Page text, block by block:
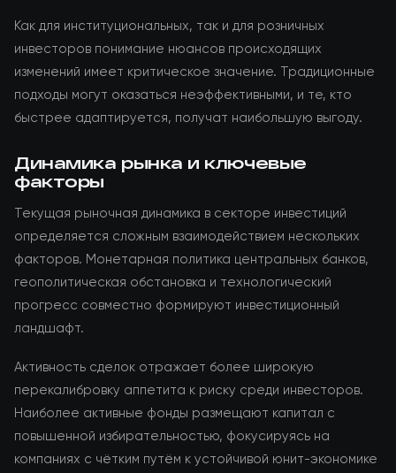
Как для институциональных, так и для розничных
инвесторов понимание нюансов происходящих
изменений имеет критическое значение. Традиционные
подходы могут оказаться неэффективными, и те, кто
быстрее адаптируется, получат наибольшую выгоду.
Динамика рынка и ключевые
факторы
Текущая рыночная динамика в секторе инвестиций
определяется сложным взаимодействием нескольких
факторов. Монетарная политика центральных банков,
геополитическая обстановка и технологический
прогресс совместно формируют инвестиционный
ландшафт.
Активность сделок отражает более широкую
перекалибровку аппетита к риску среди инвесторов.
Наиболее активные фонды размещают капитал с
повышенной избирательностью, фокусируясь на
компаниях с чётким путём к устойчивой юнит-экономике